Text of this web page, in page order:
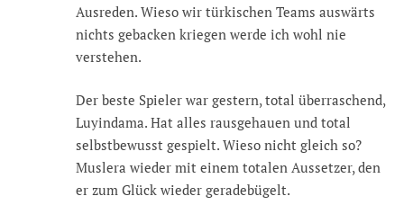
Ausreden. Wieso wir türkischen Teams auswärts
nichts gebacken kriegen werde ich wohl nie
verstehen.
Der beste Spieler war gestern, total überraschend,
Luyindama. Hat alles rausgehauen und total
selbstbewusst gespielt. Wieso nicht gleich so?
Muslera wieder mit einem totalen Aussetzer, den
er zum Glück wieder geradebügelt.